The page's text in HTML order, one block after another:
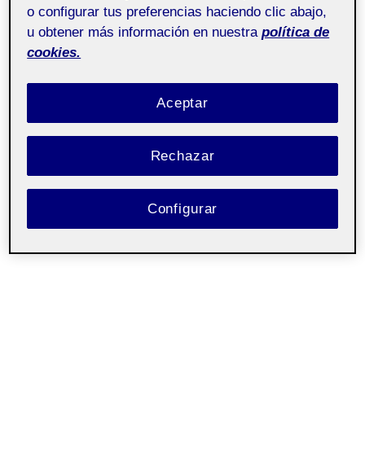
Seminari de contextos
Pública
o configurar tus preferencias haciendo clic abajo,
u obtener más información en nuestra política de
cookies.
Rechazar
Aceptar
Configurar